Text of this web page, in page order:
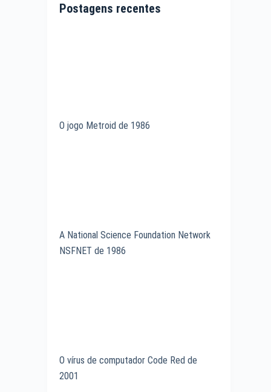
Postagens recentes
O jogo Metroid de 1986
A National Science Foundation Network
NSFNET de 1986
O vírus de computador Code Red de
2001